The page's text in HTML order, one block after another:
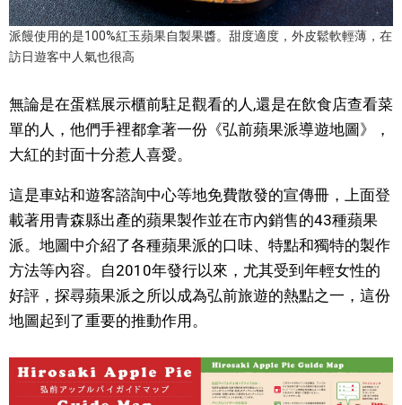
派饅使用的是100%紅玉蘋果自製果醬。甜度適度，外皮鬆軟輕薄，在
訪日遊客中人氣也很高
無論是在蛋糕展示櫃前駐足觀看的人,還是在飲食店查看菜
單的人，他們手裡都拿著一份《弘前蘋果派導遊地圖》，
大紅的封面十分惹人喜愛。
這是車站和遊客諮詢中心等地免費散發的宣傳冊，上面登
載著用青森縣出產的蘋果製作並在市內銷售的43種蘋果
派。地圖中介紹了各種蘋果派的口味、特點和獨特的製作
方法等內容。自2010年發行以來，尤其受到年輕女性的
好評，探尋蘋果派之所以成為弘前旅遊的熱點之一，這份
地圖起到了重要的推動作用。